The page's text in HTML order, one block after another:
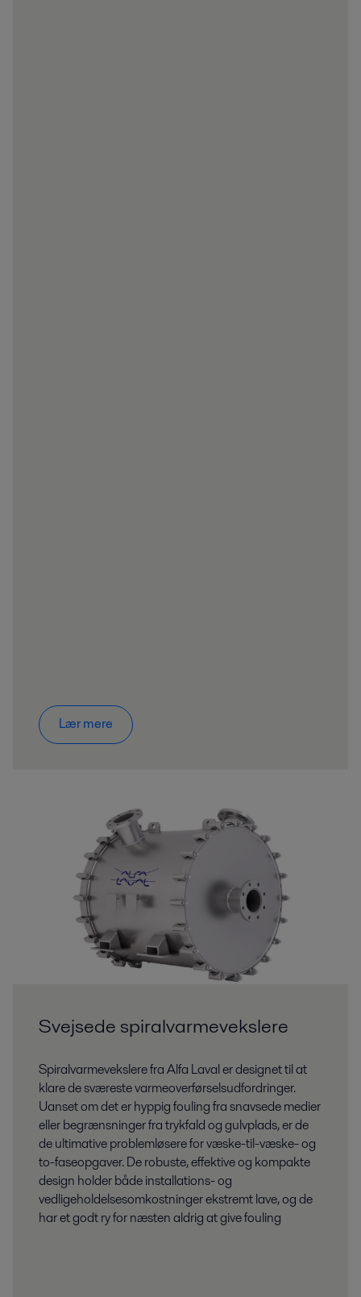
Lær mere
Svejsede spiralvarmevekslere
Spiralvarmevekslere fra Alfa Laval er designet til at
klare de sværeste varmeoverførselsudfordringer.
Uanset om det er hyppig fouling fra snavsede medier
eller begrænsninger fra trykfald og gulvplads, er de
de ultimative problemløsere for væske-til-væske- og
to-faseopgaver. De robuste, effektive og kompakte
design holder både installations- og
vedligeholdelsesomkostninger ekstremt lave, og de
har et godt ry for næsten aldrig at give fouling